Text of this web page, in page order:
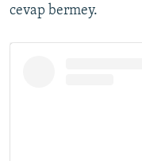
cevap bermey.